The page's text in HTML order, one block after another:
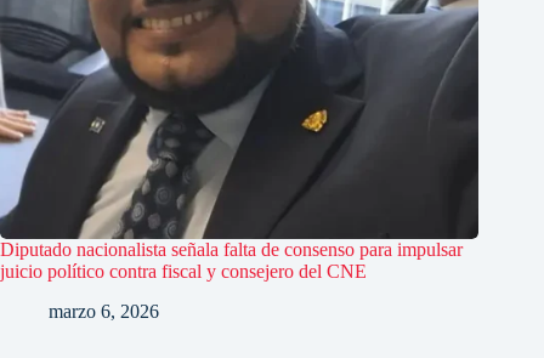
Diputado nacionalista señala falta de consenso para impulsar
juicio político contra fiscal y consejero del CNE
marzo 6, 2026